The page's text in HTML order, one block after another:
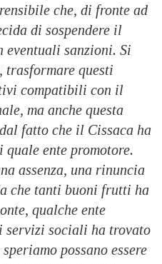
che, di fronte ad
di sospendere il
eventuali sanzioni. Si
trasformare questi
compatibili con il
ma anche questa
fatto che il Cissaca ha
ente promotore.
assenza, una rinuncia
che tanti buoni frutti ha
qualche ente
servizi sociali ha trovato
possano essere